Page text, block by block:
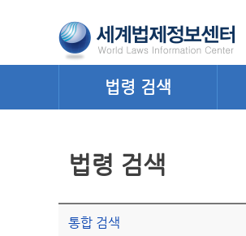
법령 검색
법령 검색
통합 검색